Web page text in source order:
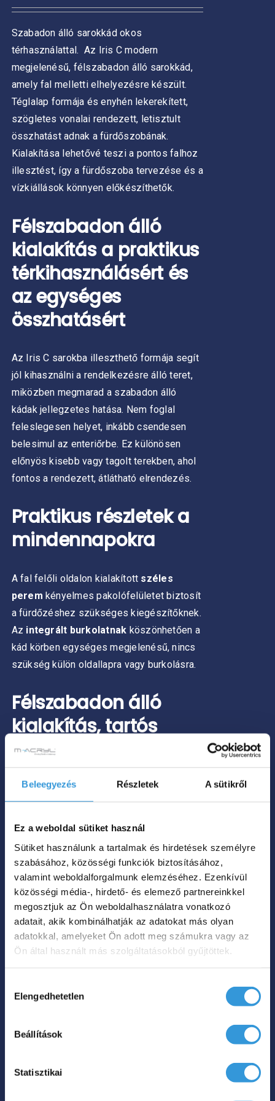
Beleegyezés Részletek A sütikről
Ez a weboldal sütiket használ
Sütiket használunk a tartalmak és hirdetések személyre
szabásához, közösségi funkciók biztosításához,
valamint weboldalforgalmunk elemzéséhez. Ezenkívül
közösségi média-, hirdető- és elemező partnereinkkel
megosztjuk az Ön weboldalhasználatra vonatkozó
adatait, akik kombinálhatják az adatokat más olyan
adatokkal, amelyeket Ön adott meg számukra vagy az
Ön által használt más szolgáltatásokból gyűjtöttek.
kiválasztása
Elengedhetetlen
Beállítások
Statisztikai
választhatók
ki
Szabadon álló sarokkád okos
térhasználattal. Az Iris C modern
megjelenésű, félszabadon álló sarokkád,
amely fal melletti elhelyezésre készült.
Téglalap formája és enyhén lekerekített,
szögletes vonalai rendezett, letisztult
összhatást adnak a fürdőszobának.
Kialakítása lehetővé teszi a pontos falhoz
illesztést, így a fürdőszoba tervezése és a
vízkiállások könnyen előkészíthetők.
Félszabadon álló
kialakítás a praktikus
térkihasználásért és
az egységes
összhatásért
Az Iris C sarokba illeszthető formája segít
jól kihasználni a rendelkezésre álló teret,
miközben megmarad a szabadon álló
kádak jellegzetes hatása. Nem foglal
feleslegesen helyet, inkább csendesen
belesimul az enteriőrbe. Ez különösen
előnyös kisebb vagy tagolt terekben, ahol
fontos a rendezett, átlátható elrendezés.
Praktikus részletek a
mindennapokra
A fal felőli oldalon kialakított széles
perem kényelmes pakolófelületet biztosít
a fürdőzéshez szükséges kiegészítőknek.
Az integrált burkolatnak köszönhetően a
kád körben egységes megjelenésű, nincs
szükség külön oldallapra vagy burkolásra.
Félszabadon álló
kialakítás, tartós
szaniter akrilból
Az Iris C 100% szaniter akrilból készül. Az
anyag kellemes tapintású, gyorsan
felveszi a víz hőmérsékletét, és segít azt
felület könnyen tisztítható, ellenáll a
mindennapi használatnak, és hosszú távon
is megőrzi fényes fehér megjelenését.
Az Iris C különleges
kád főbb jellemző:
2 személyes kialakítás,
Fehér Click-Clack lefolyó.